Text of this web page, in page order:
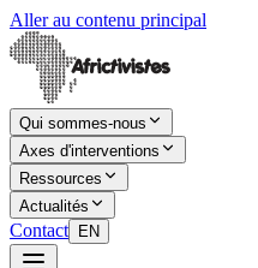
Aller au contenu principal
Qui sommes-nous
Axes d'interventions
Ressources
Actualités
Contact EN